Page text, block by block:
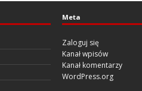
Meta
Zaloguj się
Kanał wpisów
Kanał komentarzy
WordPress.org